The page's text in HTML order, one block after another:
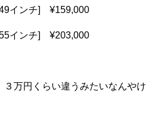
インチ] ¥159,000
インチ] ¥203,000
万円くらい違うみたいなんやけ